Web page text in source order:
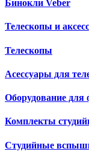
Бинокли Veber
Телескопы и
Телескопы
Асессуары для
Оборудование для
Комплекты
Студийные